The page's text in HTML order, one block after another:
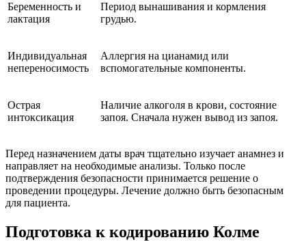
Беременность и
лактация
Период вынашивания и кормления
грудью.
Индивидуальная
непереносимость
Аллергия на цианамид или
вспомогательные компоненты.
Острая
интоксикация
Наличие алкоголя в крови, состояние
запоя. Сначала нужен вывод из запоя.
Перед назначением даты врач тщательно изучает анамнез и
направляет на необходимые анализы. Только после
подтверждения безопасности принимается решение о
проведении процедуры. Лечение должно быть безопасным
для пациента.
Подготовка к кодированию Колме